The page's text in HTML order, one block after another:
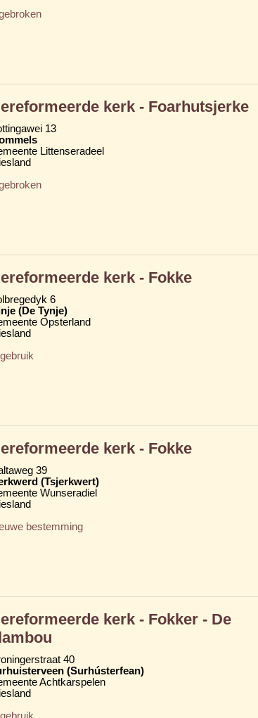
kerk - Foarhutsjerke
13
Littenseradeel
kerk - Fokke
6
(De Tynje)
Opsterland
gebruik
kerk - Fokke
39
(Tsjerkwert)
Wunseradiel
bestemming
kerk - Fokker - De
40
(Surhústerfean)
Achtkarspelen
gebruik